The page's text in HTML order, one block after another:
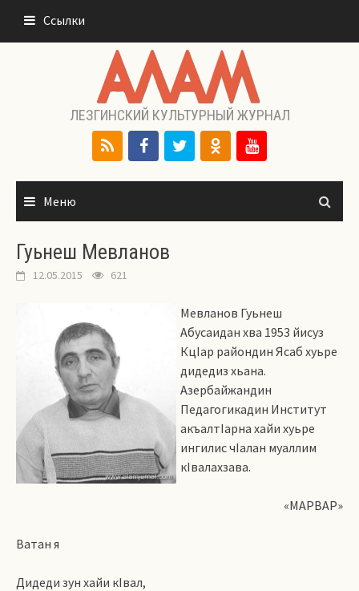
содержимому
Ссылки
ЛЕЗГИНСКИЙ КУЛЬТУРНЫЙ ЖУРНАЛ
Меню
Гуьнеш Мевланов
12.05.2015 621
Мевланов Гуьнеш
Абусаидан хва 1953 йисуз
КцIар райондин Ясаб хуьре
дидедиз хьана.
Азербайжандин
Педагогикадин Институт
акъалтIарна хайи хуьре
ингилис чIалан муаллим
кIвалахзава.
«МАРВАР»
Ватан я
Дидеди зун хайи кIвал,